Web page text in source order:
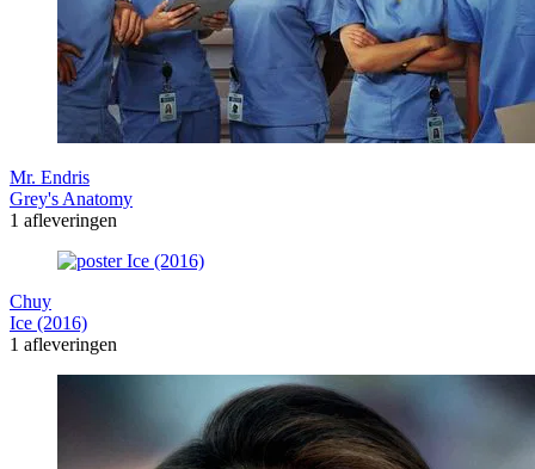
Mr. Endris
Grey's Anatomy
1 afleveringen
Chuy
Ice (2016)
1 afleveringen